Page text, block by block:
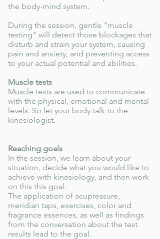
the body-mind system.
During the session, gentle "muscle
testing" will detect those blockages that
disturb and strain your system, causing
pain and anxiety, and preventing access
to your actual potential and abilities.
Muscle tests
Muscle tests are used to communicate
with the physical, emotional and mental
levels. So let your body talk to the
kinesiologist.
Reaching goals
In the session, we learn about your
situation, decide what you would like to
achieve with kinesiology, and then work
on this this goal.
The application of acupressure,
meridian taps, exercises, color and
fragrance essences, as well as findings
from the conversation about the test
results lead to the goal.